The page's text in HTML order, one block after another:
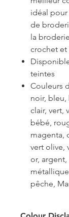
idéal
de
la
crochet et
teintes
Couleurs
noir,
clair, vert,
bébé,
magenta,
vert olive,
or, argent,
pêche,